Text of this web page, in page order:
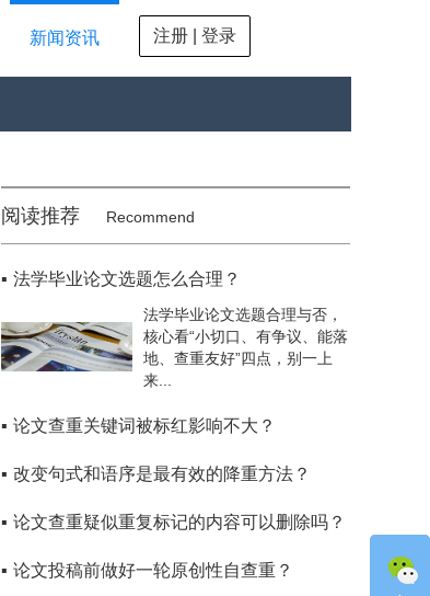
新闻资讯 注册 | 登录
阅读推荐 Recommend
▪ 法学毕业论文选题怎么合理？
法学毕业论文选题合理与否，
核心看“小切口、有争议、能落
地、查重友好”四点，别一上
来...
▪ 论文查重关键词被标红影响不大？
▪ 改变句式和语序是最有效的降重方法？
▪ 论文查重疑似重复标记的内容可以删除吗？
▪ 论文投稿前做好一轮原创性自查重？